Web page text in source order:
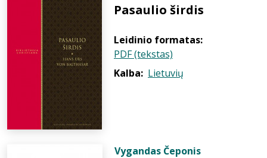
Pasaulio širdis
Leidinio formatas:
PDF (tekstas)
Kalba: Lietuvių
Vygandas Čeponis